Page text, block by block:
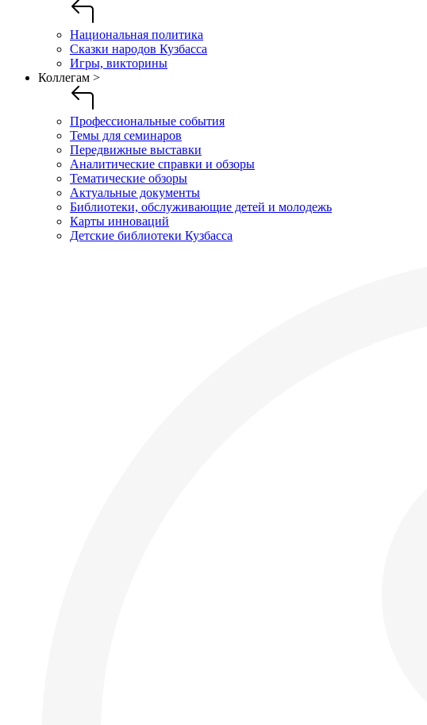
Национальная политика
Сказки народов Кузбасса
Игры, викторины
Коллегам >
Профессиональные события
Темы для семинаров
Передвижные выставки
Аналитические справки и обзоры
Тематические обзоры
Актуальные документы
Библиотеки, обслуживающие детей и молодежь
Карты инноваций
Детские библиотеки Кузбасса